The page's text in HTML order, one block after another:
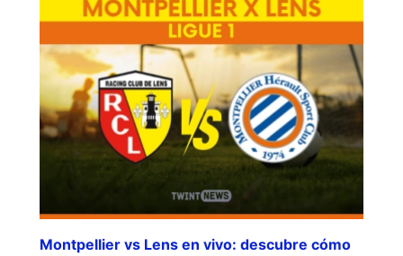
Montpellier vs Lens en vivo: descubre cómo